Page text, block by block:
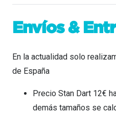
Envíos &
En la actualidad solo
de España
Precio Stan Dart 12€
demás tamaños se